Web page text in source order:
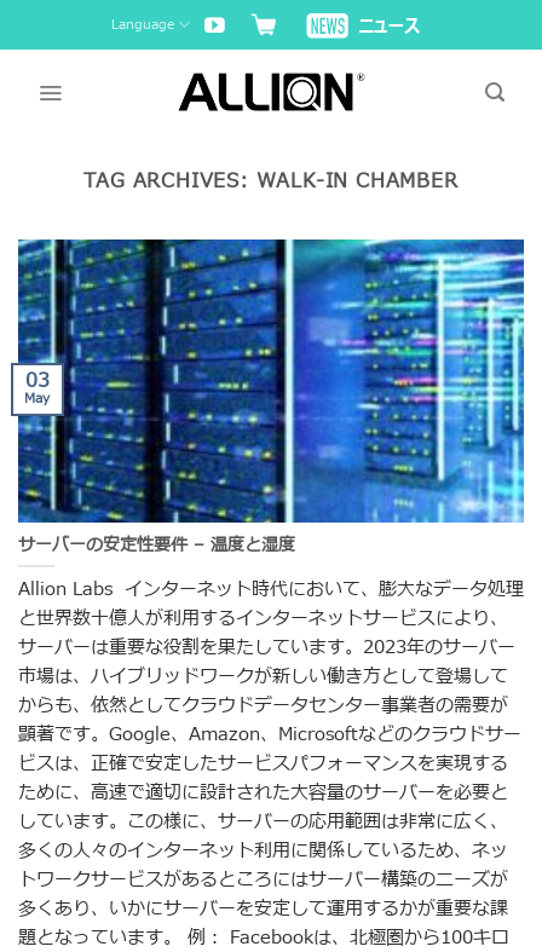
to
Language
TAG ARCHIVES: WALK-IN CHAMBER
サーバーの安定性要件 – 温度と湿度
Allion Labs インターネット時代において、膨大なデータ処理
と世界数十億人が利用するインターネットサービスにより、
サーバーは重要な役割を果たしています。2023年のサーバー
市場は、ハイブリッドワークが新しい働き方として登場して
からも、依然としてクラウドデータセンター事業者の需要が
顕著です。Google、Amazon、Microsoftなどのクラウドサー
ビスは、正確で安定したサービスパフォーマンスを実現する
ために、高速で適切に設計された大容量のサーバーを必要と
しています。この様に、サーバーの応用範囲は非常に広く、
多くの人々のインターネット利用に関係しているため、ネッ
トワークサービスがあるところにはサーバー構築のニーズが
多くあり、いかにサーバーを安定して運用するかが重要な課
題となっています。 例： Facebookは、北極圏から100キロ
03
May